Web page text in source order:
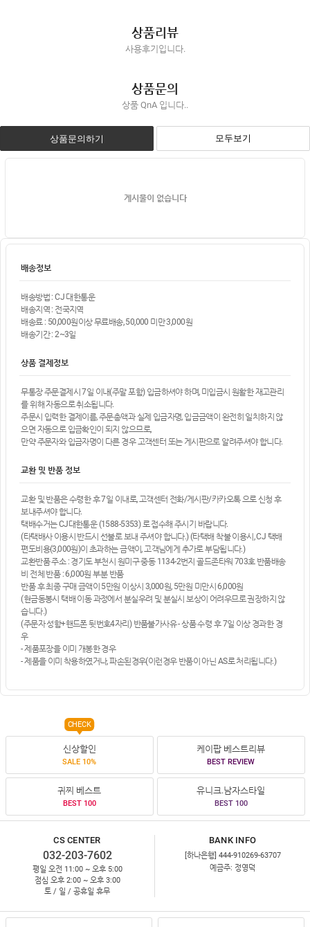
상품리뷰
사용후기입니다.
상품문의
상품 QnA 입니다..
상품문의하기 모두보기
게시물이 없습니다
배송정보
배송방법 : CJ 대한통운
배송지역 : 전국지역
배송료 : 50,000원이상 무료배송, 50,000 미만 3,000원
배송기간 : 2~3일
상품 결제정보
무통장 주문결제시 7일 이내(주말 포함) 입금하셔야 하며, 미입금시 원활한 재고관리
를 위해 자동으로 취소됩니다.
주문시 입력한 결제이름, 주문총액과 실제 입금자명, 입금금액이 완전히 일치하지 않
으면 자동으로 입금확인이 되지 않으므로,
만약 주문자와 입금자명이 다른 경우 고객센터 또는 게시판으로 알려주셔야 합니다.
교환 및 반품 정보
교환 및 반품은 수령한 후 7일 이내로, 고객센터 전화/게시판/카카오톡 으로 신청 후
보내주셔야 합니다.
택배수거는 CJ대한통운 (1588-5353) 로 접수해 주시기 바랍니다.
(타택배사 이용시 반드시 선불로 보내 주셔야 합니다.) (타택배 착불 이용시, CJ 택배
편도비용(3,000원)이 초과하는 금액이, 고객님에게 추가로 부담됩니다.)
교환반품 주소 : 경기도 부천시 원미구 중동 1134-2번지 골드존타워 703호 반품배송
비 전체 반품 : 6,000원 부분 반품
반품 후 최종 구매 금액이 5만원 이상시 3,000원, 5만원 미만시 6,000원
(현금동봉시 택배 이동 과정에서 분실우려 및 분실시 보상이 어려우므로 권장하지 않
습니다.)
(주문자 성함+핸드폰 뒷번호4자리) 반품불가사유 - 상품 수령 후 7일 이상 경과한 경
우
- 제품포장을 이미 개봉한 경우
- 제품을 이미 착용하였거나, 파손된경우(이런경우 반품이 아닌 AS로 처리됩니다.)
신상할인
SALE 10%
CHECK
케이팝 베스트리뷰
BEST REVIEW
귀찌 베스트
BEST 100
유니크.남자스타일
BEST 100
CS CENTER
032-203-7602
평일 오전 11:00 ~ 오후 5:00
점심 오후 2:00 ~ 오후 3:00
토 / 일 / 공휴일 휴무
BANK INFO
[하나은행] 444-910269-63707
예금주: 정영덕